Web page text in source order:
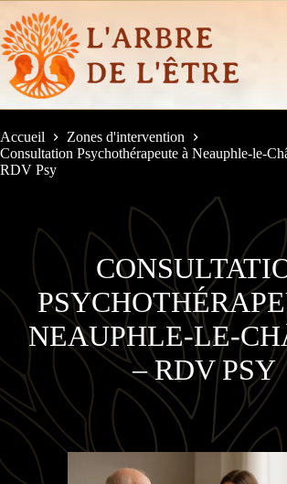
au
contenu
Accueil
Zones d'intervention
Consultation Psychothérapeute à Neauphle-le-
RDV Psy
NEAUPHLE-LE-
– RDV PSY